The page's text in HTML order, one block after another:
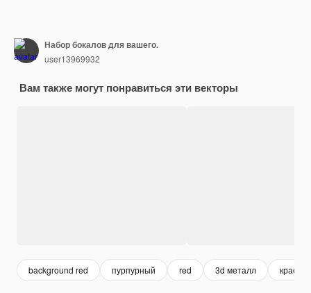
Набор бокалов для вашего.
user13969932
Вам также могут понравиться эти векторы
background red пурпурный red 3d металл